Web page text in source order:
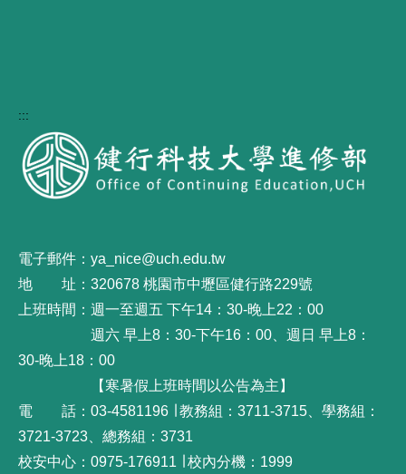
:::
電子郵件：ya_nice@uch.edu.tw
地 址：320678 桃園市中壢區健行路229號
上班時間：週一至週五 下午14：30-晚上22：00
週六 早上8：30-下午16：00、週日 早上8：
30-晚上18：00
【寒暑假上班時間以公告為主】
電 話：03-4581196 ∣ 教務組：3711-3715、學務組：
3721-3723、總務組：3731
校安中心：0975-176911 ∣ 校內分機：1999